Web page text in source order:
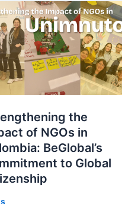
the
of NGOs in
BeGlobal’s
to Global